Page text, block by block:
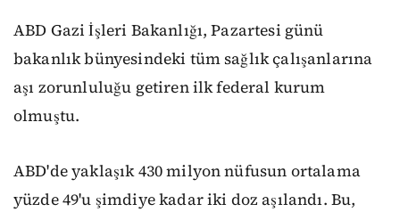
ABD Gazi İşleri Bakanlığı, Pazartesi günü
bakanlık bünyesindeki tüm sağlık çalışanlarına
aşı zorunluluğu getiren ilk federal kurum
olmuştu.
ABD'de yaklaşık 430 milyon nüfusun ortalama
yüzde 49'u şimdiye kadar iki doz aşılandı. Bu,